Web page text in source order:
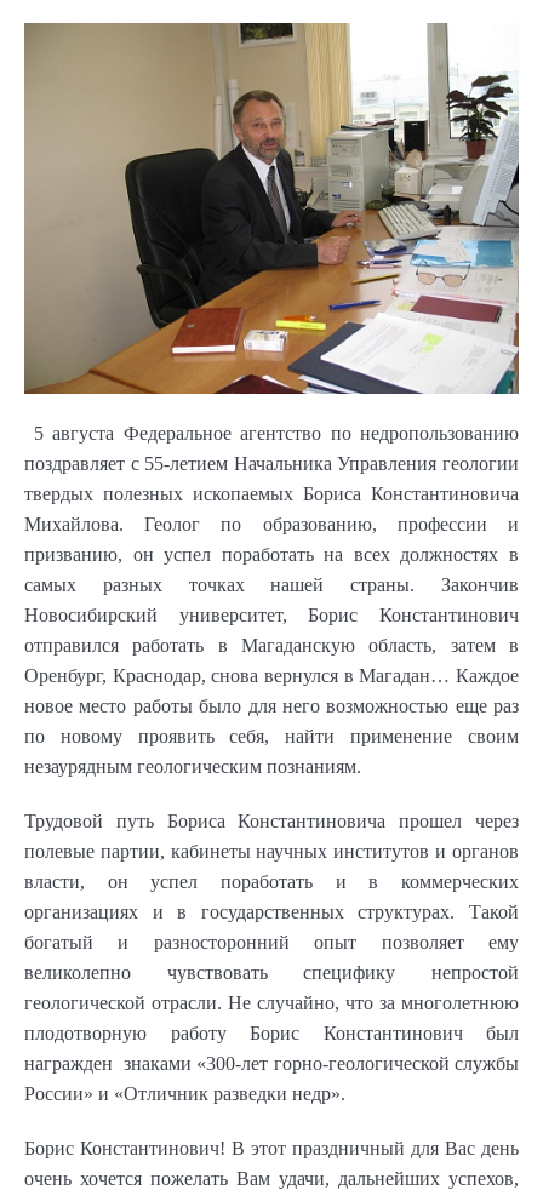
5 августа Федеральное агентство по недропользованию
поздравляет с 55-летием Начальника Управления геологии
твердых полезных ископаемых Бориса Константиновича
Михайлова. Геолог по образованию, профессии и
призванию, он успел поработать на всех должностях в
самых разных точках нашей страны. Закончив
Новосибирский университет, Борис Константинович
отправился работать в Магаданскую область, затем в
Оренбург, Краснодар, снова вернулся в Магадан… Каждое
новое место работы было для него возможностью еще раз
по новому проявить себя, найти применение своим
незаурядным геологическим познаниям.
Трудовой путь Бориса Константиновича прошел через
полевые партии, кабинеты научных институтов и органов
власти, он успел поработать и в коммерческих
организациях и в государственных структурах. Такой
богатый и разносторонний опыт позволяет ему
великолепно чувствовать специфику непростой
геологической отрасли. Не случайно, что за многолетнюю
плодотворную работу Борис Константинович был
награжден знаками «300-лет горно-геологической службы
России» и «Отличник разведки недр».
Борис Константинович! В этот праздничный для Вас день
очень хочется пожелать Вам удачи, дальнейших успехов,